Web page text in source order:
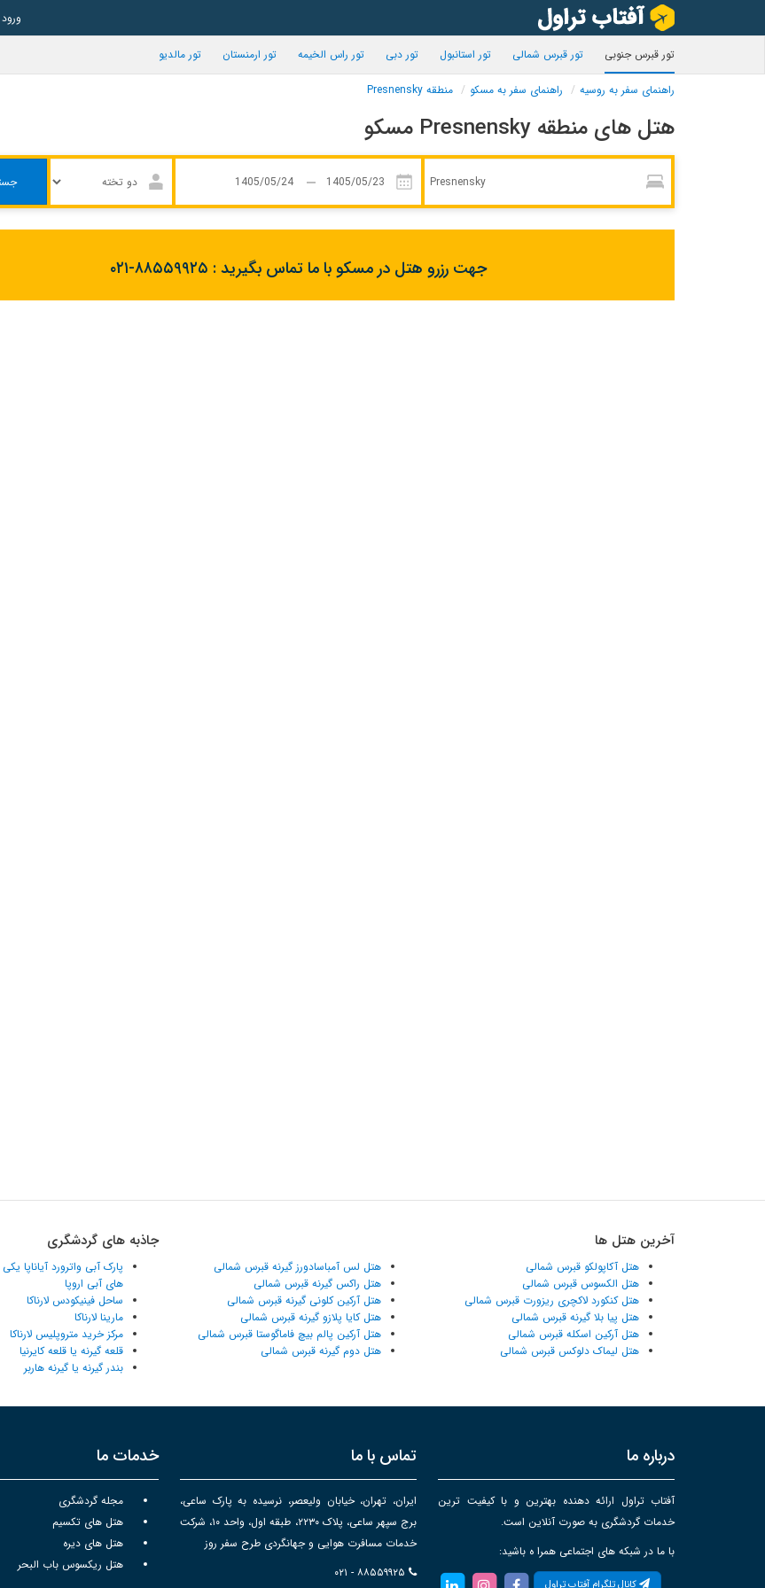
ورود
تور قبرس جنوبی تور قبرس شمالی تور استانبول تور دبی تور راس الخیمه تور ارمنستان تور مالدیو
راهنمای سفر به روسیه راهنمای سفر به مسکو منطقه Presnensky
هتل های منطقه Presnensky مسکو
جهت رزرو هتل در مسکو با ما تماس بگیرید : ۰۲۱-۸۸۵۵۹۹۲۵
آخرین هتل ها
هتل آکاپولکو قبرس شمالی
هتل الکسوس قبرس شمالی
هتل کنکورد لاکچری ریزورت قبرس شمالی
هتل پیا بلا گیرنه قبرس شمالی
هتل آرکین اسکله قبرس شمالی
هتل لیماک دلوکس قبرس شمالی
هتل لس آمباسادورز گیرنه قبرس شمالی
هتل راکس گیرنه قبرس شمالی
هتل آرکین کلونی گیرنه قبرس شمالی
هتل کایا پلازو گیرنه قبرس شمالی
هتل آرکین پالم بیچ فاماگوستا قبرس شمالی
هتل دوم گیرنه قبرس شمالی
جاذبه های گردشگری
پارک آبی واترورد آیاناپا
های آبی اروپا
ساحل فینیکودس لارناکا
مارینا لارناکا
مرکز خرید متروپلیس لارناکا
قلعه گیرنه یا قلعه کایرنیا
بندر گیرنه یا گیرنه هاربر
درباره ما
آفتاب تراول ارائه دهنده بهترین و با کیفیت ترین
خدمات گردشگری به صورت آنلاین است.
با ما در شبکه های اجتماعی همرا ه باشید:
کانال تلگرام آفتاب تراول
تماس با ما
ایران، تهران، خیابان ولیعصر، نرسیده به پارک ساعی،
برج سپهر ساعی، پلاک ۲۲۳۰، طبقه اول، واحد ۱۰، شرکت
خدمات مسافرت هوایی و جهانگردی طرح سفر روز
۰۲۱ - ۸۸۵۵۹۹۲۵
خدمات ما
مجله گردشگری
هتل های تکسیم
هتل های دیره
هتل ریکسوس باب البحر